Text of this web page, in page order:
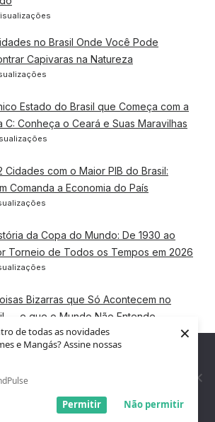
de todas as novidades
e Mangás? Assine nossas
Não permitir
Permitir
×
no Brasil Onde Você Pode
Capivaras na Natureza
Estado do Brasil que Começa com a
C: Conheça o Ceará e Suas Maravilhas
Cidades com o Maior PIB do Brasil:
Comanda a Economia do País
da Copa do Mundo: De 1930 ao
Torneio de Todos os Tempos em 2026
Bizarras que Só Acontecem no
— e que o Mundo Não Entende
em 2026
para garantir que você tenha a melhor
site. Se você continua a usar este site,
que você está satisfeito.
Entendi!